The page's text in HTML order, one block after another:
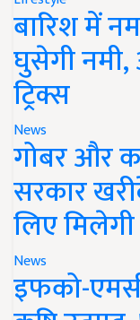
बारिश में
घुसेगी
ट्रिक्स
News
गोबर और
सरकार
लिए
News
इफको-